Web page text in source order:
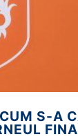
S-A